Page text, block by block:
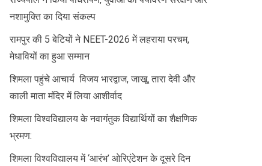
नशामुक्ति का दिया संकल्प
रामपुर की 5 बेटियों ने NEET-2026 में लहराया परचम,
मेधावियों का हुआ सम्मान
शिमला पहुंचे आचार्य विजय भारद्वाज, जाखू, तारा देवी और
काली माता मंदिर में लिया आशीर्वाद
शिमला विश्वविद्यालय के नवागंतुक विद्यार्थियों का शैक्षणिक
भ्रमण:
शिमला विश्वविद्यालय में ‘आरंभ’ ओरिएंटेशन के दूसरे दिन